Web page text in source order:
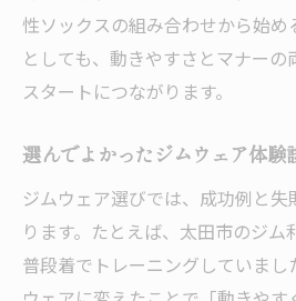
性ソックスの組み合わせから始め
としても、動きやすさとマナー
スタートにつながります。
選んでよかったジムウェア体験
ジムウェア選びでは、成功例と
ります。たとえば、太田市のジム
普段着でトレーニングしていまし